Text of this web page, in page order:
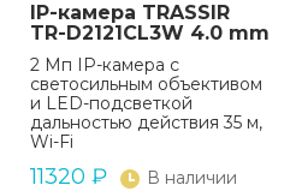
IP-камера TRASSIR
TR-D2121CL3W 4.0 mm
2 Мп IP-камера с
светосильным объективом
и LED-подсветкой
дальностью действия 35 м,
Wi-Fi
11320 ₽ В наличии